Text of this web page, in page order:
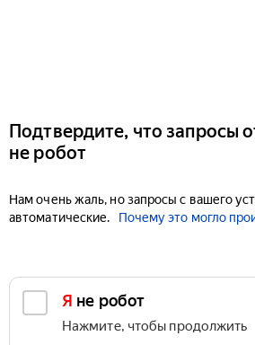
Подтвердите, что запросы
не робот
Нам очень жаль, но запросы с вашего
автоматические.
Почему это могло
Я не робот
Нажмите, чтобы продолжить